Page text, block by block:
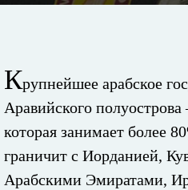
Крупнейшее арабское
Аравийского
которая занимает более
граничит с Иорданией,
Арабскими Эмиратами,